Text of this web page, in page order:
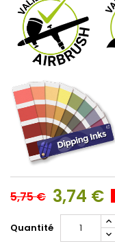
5,75 € 3,74 €
Quantité